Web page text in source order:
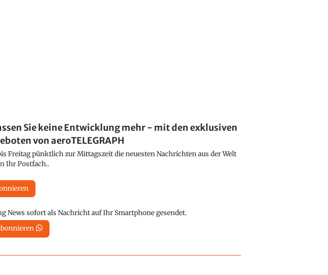
Sie keine Entwicklung mehr - mit den exklusiven
von aeroTELEGRAPH
Freitag pünktlich zur Mittagszeit die neuesten Nachrichten aus der Welt
Ihr Postfach..
News sofort als Nachricht auf Ihr Smartphone gesendet.